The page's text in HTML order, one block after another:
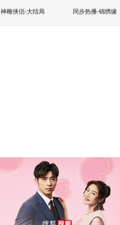
神雕侠侣-大结局 同步热播-锦绣缘